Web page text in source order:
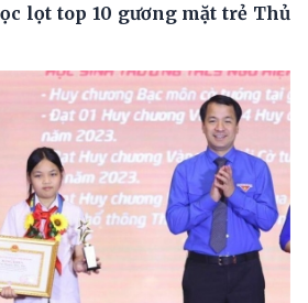
lọt top 10 gương mặt trẻ Thủ